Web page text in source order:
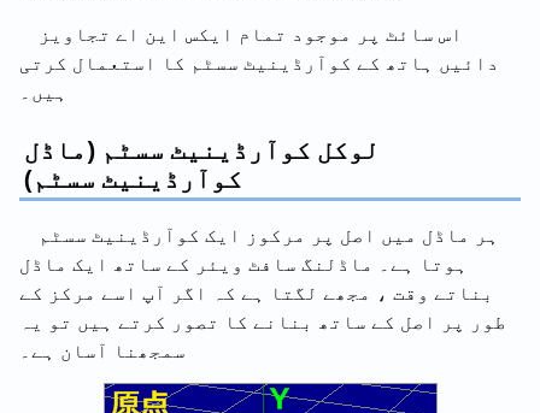
اس سائٹ پر موجود تمام ایکس این اے تجاویز
دائیں ہاتھ کے کوآرڈینیٹ سسٹم کا استعمال کرتی
ہیں۔
لوکل کوآرڈینیٹ سسٹم (ماڈل
کوآرڈینیٹ سسٹم)
ہر ماڈل میں اصل پر مرکوز ایک کوآرڈینیٹ سسٹم
ہوتا ہے۔ ماڈلنگ سافٹ ویئر کے ساتھ ایک ماڈل
بناتے وقت ، مجھے لگتا ہے کہ اگر آپ اسے مرکز کے
طور پر اصل کے ساتھ بنانے کا تصور کرتے ہیں تو یہ
سمجھنا آسان ہے۔